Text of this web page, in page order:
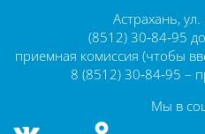
Астрахань,
(8512) 30‑84‑95
приемная комиссия (чтобы
8 (8512) 30‑84‑95 –
Мы в